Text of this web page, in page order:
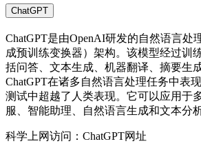
ChatGPT
ChatGPT是由OpenAI研发的自然语言处
成预训练变换器）架构。该模型经过训
括问答、文本生成、机器翻译、摘要生
ChatGPT在诸多自然语言处理任务中表
测试中超越了人类表现。它可以应用于
服、智能助理、自然语言生成和文本分析
科学上网访问：ChatGPT网址